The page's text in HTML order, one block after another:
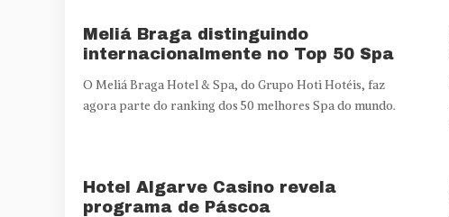
Meliá Braga distinguindo
internacionalmente no Top 50 Spa
O Meliá Braga Hotel & Spa, do Grupo Hoti Hotéis, faz
agora parte do ranking dos 50 melhores Spa do mundo.
Hotel Algarve Casino revela
programa de Páscoa